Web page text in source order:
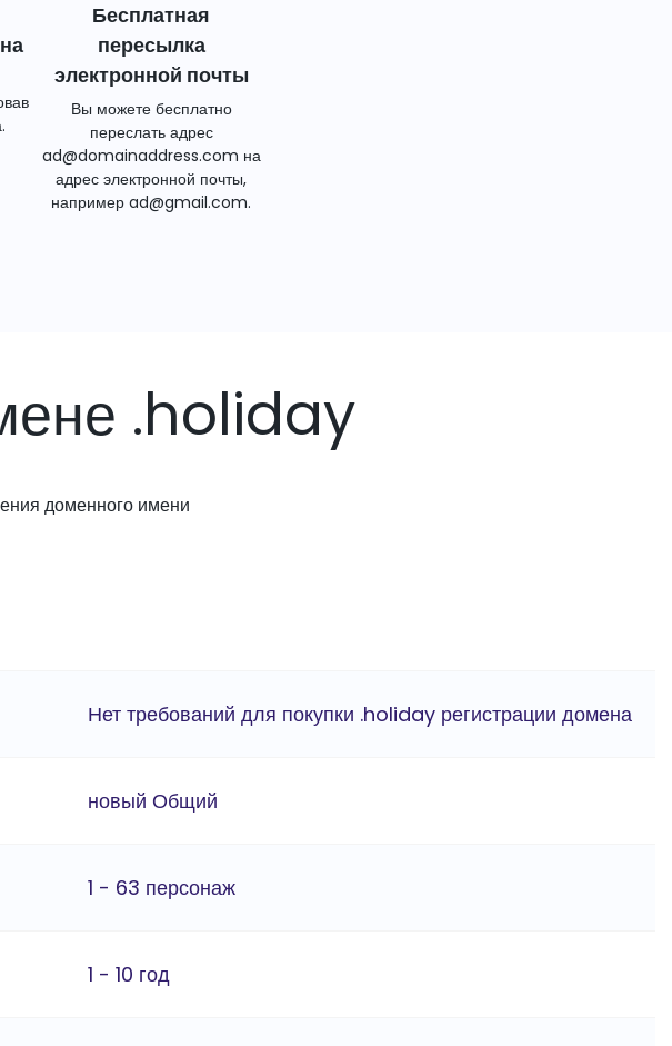
Бесплатная
пересылка
электронной почты
Вы можете бесплатно
переслать адрес
ad@domainaddress.com на
адрес электронной почты,
например ad@gmail.com.
.holiday
доменного имени
Нет требований для покупки .holiday регистрации домена
новый Общий
1 - 63 персонаж
1 - 10 год